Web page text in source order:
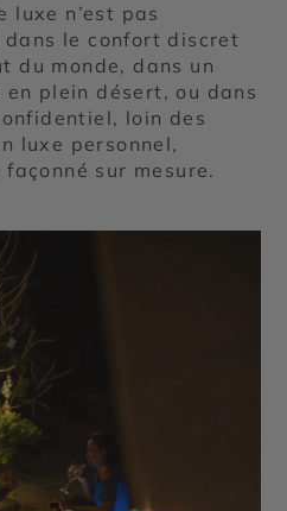
luxe n’est pas
le confort discret
du monde, dans un
plein désert, ou dans
loin des
luxe personnel,
sur mesure.